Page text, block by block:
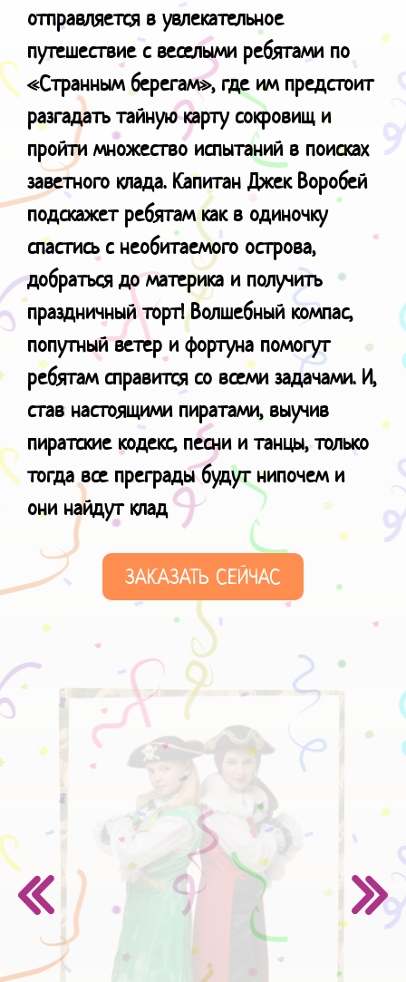
отправляется в увлекательное
путешествие с веселыми ребятами по
«Странным берегам», где им предстоит
разгадать тайную карту сокровищ и
пройти множество испытаний в поисках
заветного клада. Капитан Джек Воробей
подскажет ребятам как в одиночку
спастись с необитаемого острова,
добраться до материка и получить
праздничный торт! Волшебный компас,
попутный ветер и фортуна помогут
ребятам справится со всеми задачами. И,
став настоящими пиратами, выучив
пиратские кодекс, песни и танцы, только
тогда все преграды будут нипочем и
они найдут клад
ЗАКАЗАТЬ СЕЙЧАС